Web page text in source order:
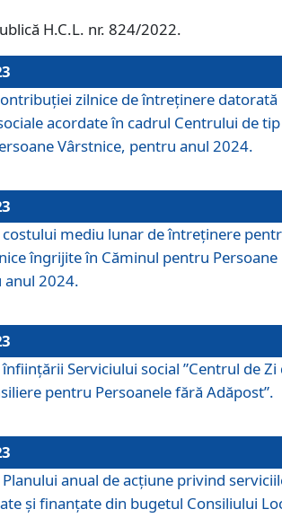
H.C.L. nr. 824/2022.
zilnice de întreținere datorată
acordate în cadrul Centrului de tip
Vârstnice, pentru anul 2024.
mediu lunar de întreţinere
îngrijite în Căminul pentru Persoane
anul 2024.
Serviciului social ”Centrul de Zi
pentru Persoanele fără Adăpost”.
anual de acțiune privind
și finanțate din bugetul Consiliului